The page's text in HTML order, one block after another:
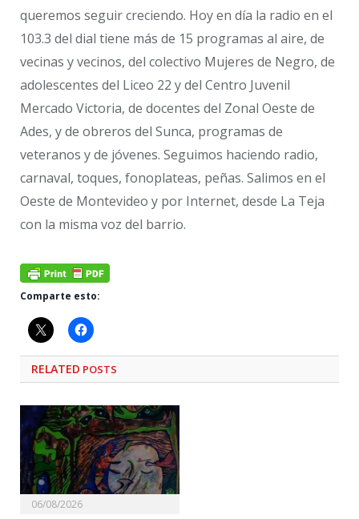
queremos seguir creciendo. Hoy en día la radio en el
103.3 del dial tiene más de 15 programas al aire, de
vecinas y vecinos, del colectivo Mujeres de Negro, de
adolescentes del Liceo 22 y del Centro Juvenil
Mercado Victoria, de docentes del Zonal Oeste de
Ades, y de obreros del Sunca, programas de
veteranos y de jóvenes. Seguimos haciendo radio,
carnaval, toques, fonoplateas, peñas. Salimos en el
Oeste de Montevideo y por Internet, desde La Teja
con la misma voz del barrio.
Comparte esto:
RELATED POSTS
06/08/2026